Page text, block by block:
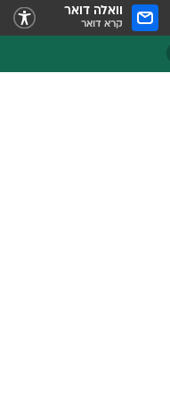
וואלה דואר
קרא דואר